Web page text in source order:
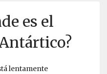
es el
lentamente